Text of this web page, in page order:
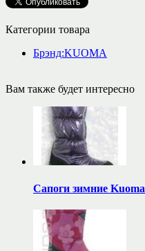
Категории товара
Брэнд:KUOMA
Вам также будет интересно
Сапоги зимние